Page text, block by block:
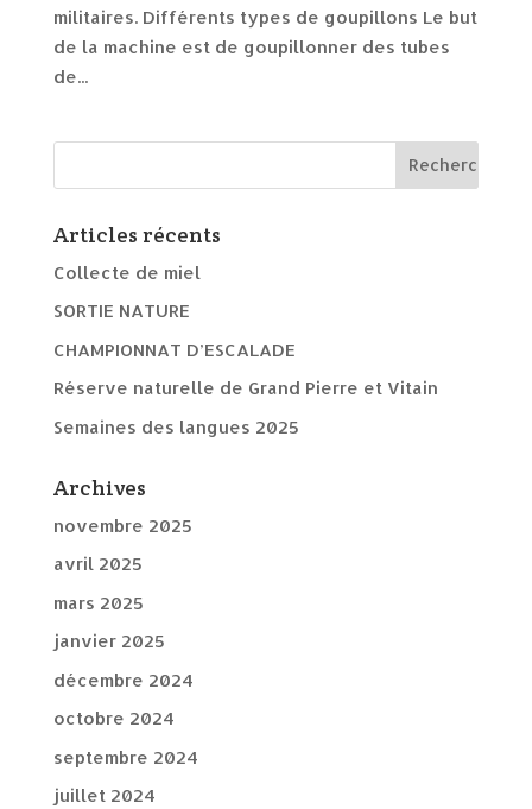
militaires. Différents types de goupillons Le but
de la machine est de goupillonner des tubes
de...
Articles récents
Collecte de miel
SORTIE NATURE
CHAMPIONNAT D’ESCALADE
Réserve naturelle de Grand Pierre et Vitain
Semaines des langues 2025
Archives
novembre 2025
avril 2025
mars 2025
janvier 2025
décembre 2024
octobre 2024
septembre 2024
juillet 2024